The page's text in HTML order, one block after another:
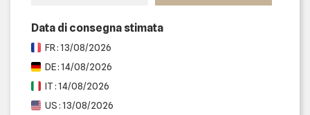
Data di consegna stimata
FR : 13/08/2026
DE : 14/08/2026
IT : 14/08/2026
US : 13/08/2026